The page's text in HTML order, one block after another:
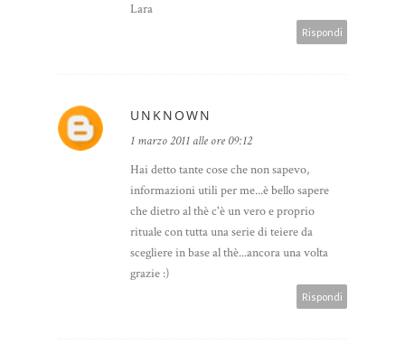
Lara
Rispondi
UNKNOWN
1 marzo 2011 alle ore 09:12
Hai detto tante cose che non sapevo,
informazioni utili per me...è bello sapere
che dietro al thè c'è un vero e proprio
rituale con tutta una serie di teiere da
scegliere in base al thè...ancora una volta
grazie :)
Rispondi